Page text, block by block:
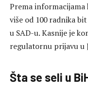
Prema informacijama
više od 100 radnika
u SAD-u. Kasnije je
regulatornu prijavu u
Šta se seli u